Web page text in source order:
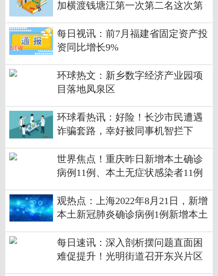
加横渡钱塘江第一次第二名这次第
每日视讯：前7月福建省固定资产投
资同比增长9%
环球热文：新乡数字经济产业园项
目落地凤泉区
环球看热讯：好险！长沙市民遭遇
诈骗套路，幸好被同事机智拦下
世界焦点！重庆昨日新增本土确诊
病例11例、本土无症状感染者11例
观热点：上海2022年8月21日，新增
本土新冠肺炎确诊病例1例新增本土
冠肺炎确诊病例6例新增境外输入性
无症状感染者6例
每日速讯：深入剖析摆问题直面困
难促提升！光明街道召开东兴片区